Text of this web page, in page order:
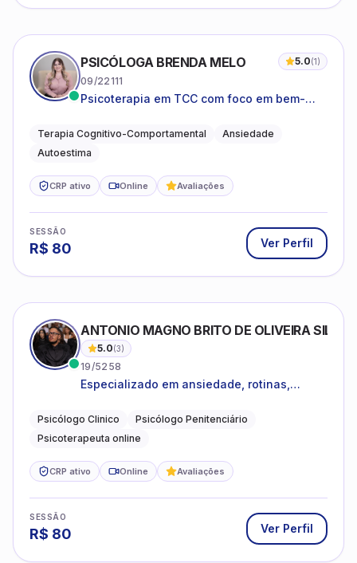
PSICÓLOGA BRENDA MELO 5.0(1)
09/22111
Psicoterapia em TCC com foco em bem-
o cotidiano
Terapia Cognitivo-Comportamental
Ansiedade
Autoestima
CRP ativo Online Avaliações
SESSÃO
R$ 80 Ver Perfil
ANTONIO MAGNO BRITO DE OLIVEIRA SILVA
5.0(3)
19/5258
Especializado em ansiedade, rotinas,
familiares e questões comportamentais.
Psicólogo Clinico
Psicólogo Penitenciário
Psicoterapeuta online
CRP ativo Online Avaliações
SESSÃO
R$ 80 Ver Perfil